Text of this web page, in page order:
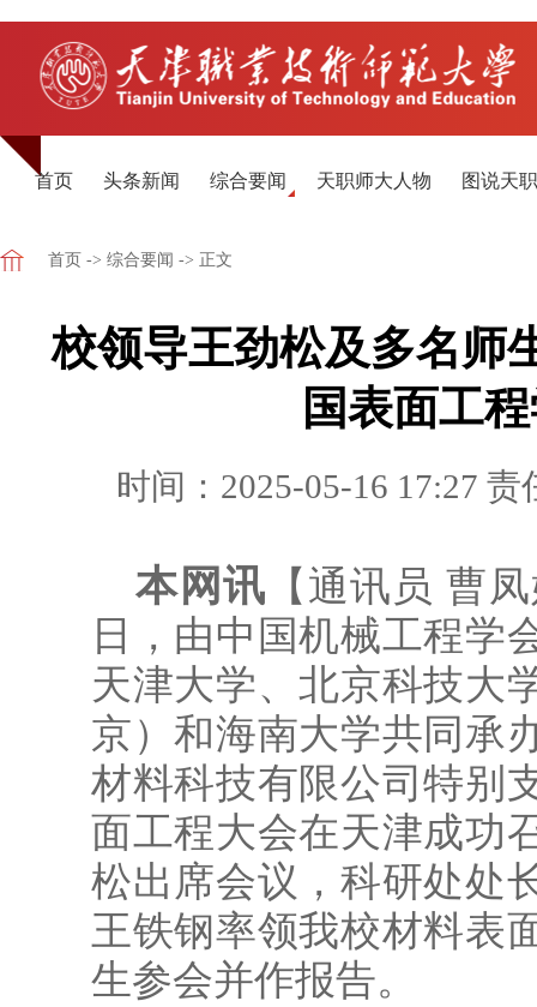
首页 头条新闻 综合要闻 天职师大人物 图说天
首页 -> 综合要闻 -> 正文
校领导王劲松及多名师
国表面工
时间：2025-05-16 17:27 责
本网讯 【通讯员 曹
日，由中国机械工程学
天津大学、北京科技大
京）和海南大学共同承
材料科技有限公司特别
面工程大会在天津成功
松出席会议，科研处处
王铁钢率领我校材料表
生参会并作报告。